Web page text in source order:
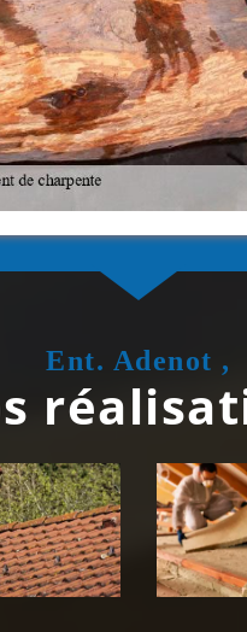
Ent. Adenot ,
39
Jura